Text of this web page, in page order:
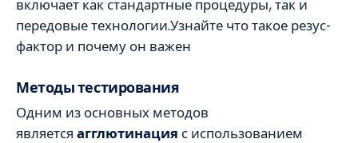
включает как стандартные процедуры, так и
передовые технологии.Узнайте что такое резус-
фактор и почему он важен
Методы тестирования
Одним из основных методов
является агглютинация с использованием